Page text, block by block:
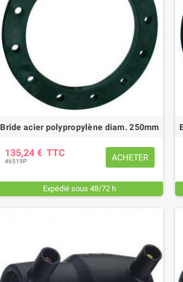
Bride acier polypropylène diam. 250mm
135,24 € TTC
46519P ACHETER
Expédié sous 48/72 h